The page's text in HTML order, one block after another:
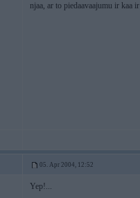
njaa, ar to piedaavaajumu ir kaa ir
05. Apr 2004, 12:52
Yep!...